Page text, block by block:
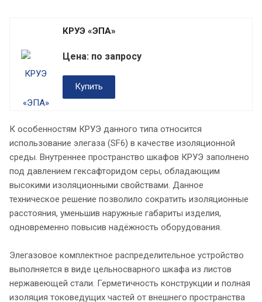
КРУЭ «ЭПА»
Цена: по запросу
Купить
К особенностям КРУЭ данного типа относится
использование элегаза (SF6) в качестве изоляционной
среды. Внутреннее пространство шкафов КРУЭ заполнено
под давлением гексафторидом серы, обладающим
высокими изоляционными свойствами. Данное
техническое решение позволило сократить изоляционные
расстояния, уменьшив наружные габариты изделия,
одновременно повысив надёжность оборудования.
Элегазовое комплектное распределительное устройство
выполняется в виде цельносварного шкафа из листов
нержавеющей стали. Герметичность конструкции и полная
изоляция токоведущих частей от внешнего пространства